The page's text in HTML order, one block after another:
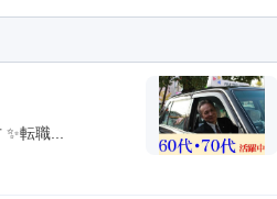
転職...